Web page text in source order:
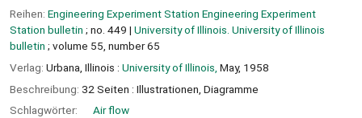
Reihen: Engineering Experiment Station Engineering Experiment
Station bulletin ; no. 449 | University of Illinois. University of Illinois
bulletin ; volume 55, number 65
Verlag: Urbana, Illinois : University of Illinois, May, 1958
Beschreibung: 32 Seiten : Illustrationen, Diagramme
Schlagwörter:
Air flow